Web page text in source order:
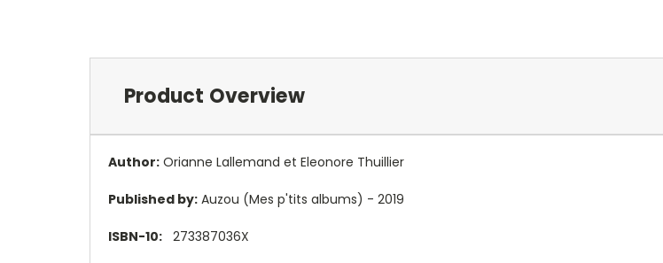
Product Overview
Author: Orianne Lallemand et Eleonore Thuillier
Published by: Auzou (Mes p'tits albums) - 2019
ISBN-10: 273387036X